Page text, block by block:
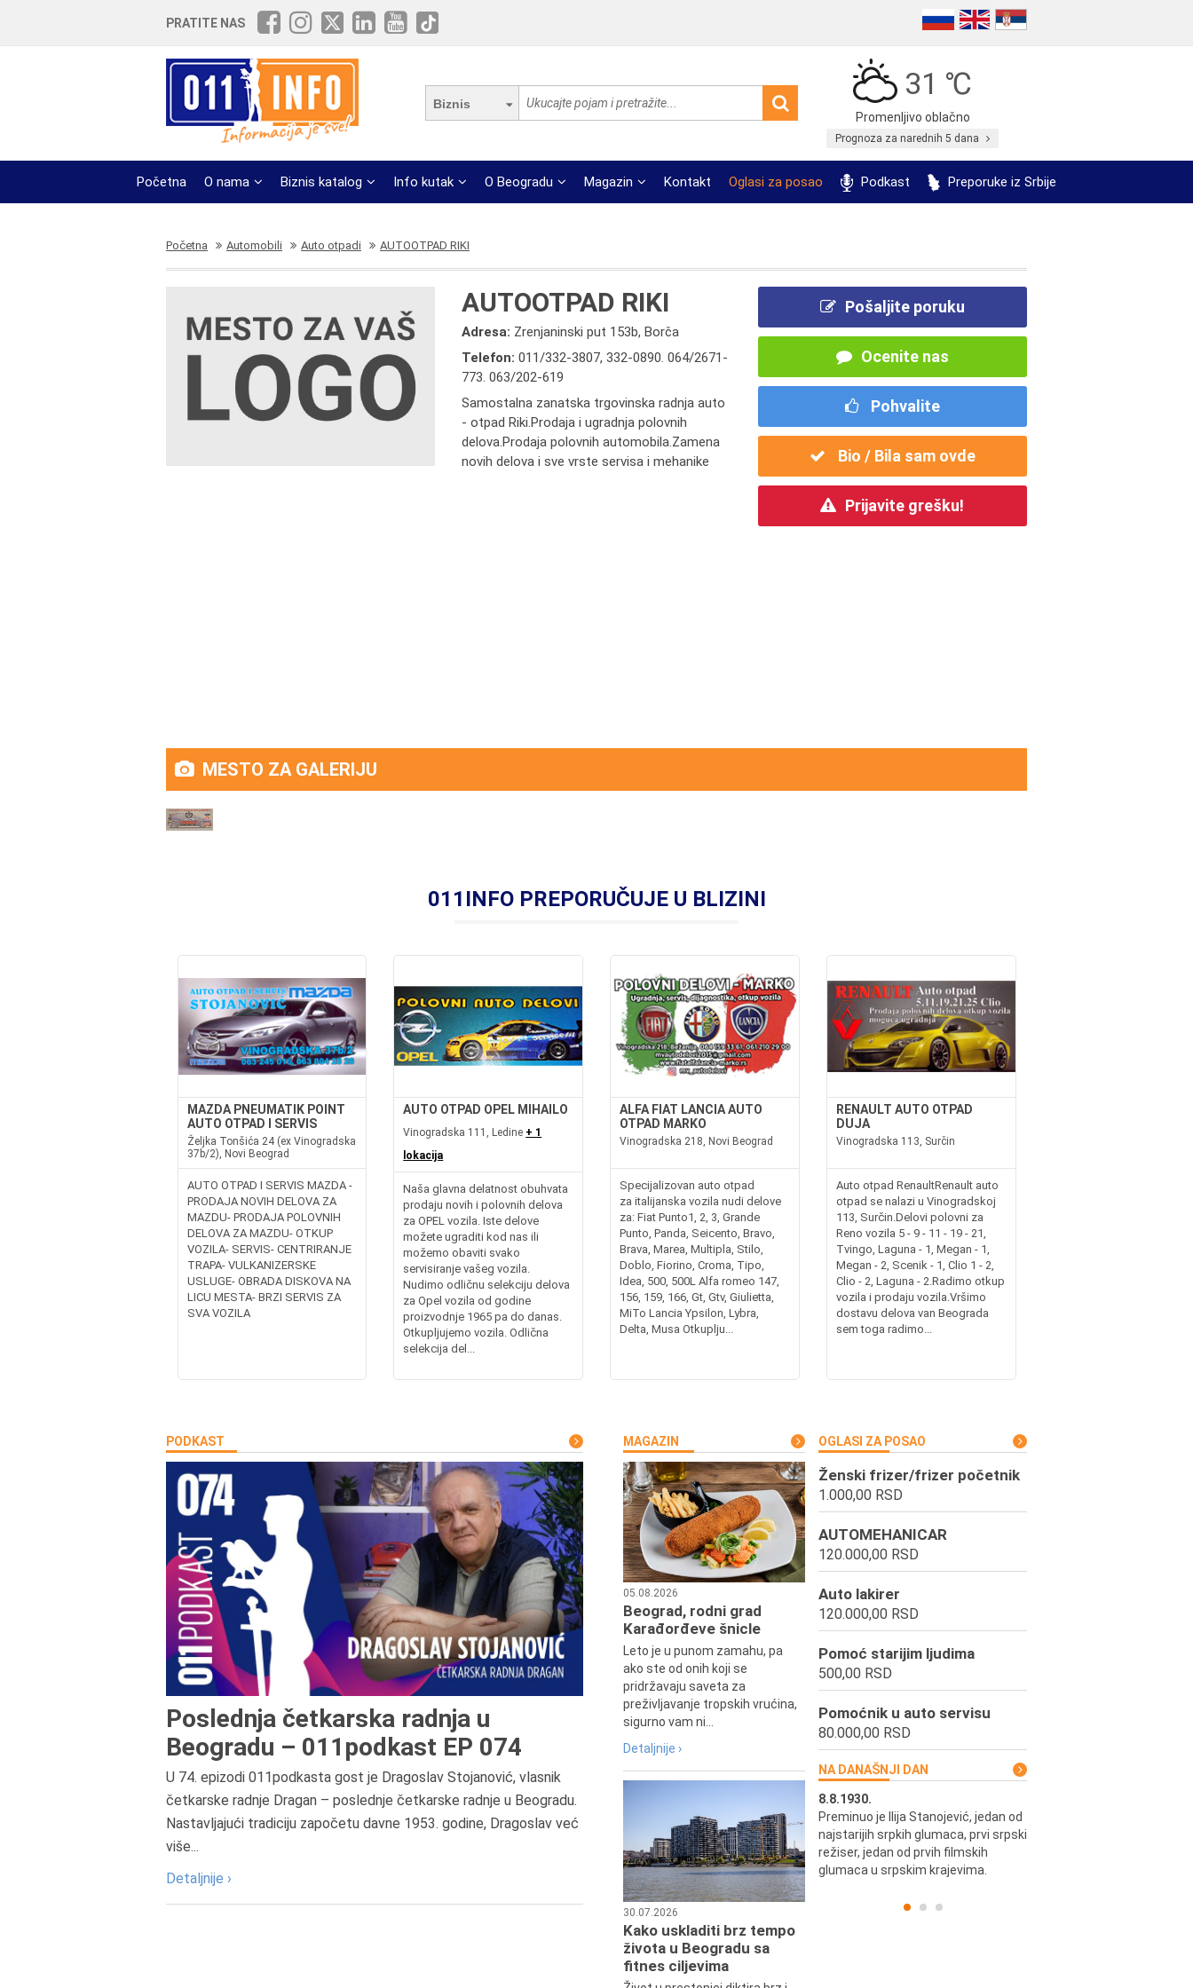
PRATITE NAS
Biznis
31 ℃
Promenljivo oblačno
Prognoza za narednih 5 dana
Početna O nama Biznis katalog Info kutak O Beogradu Magazin Kontakt Oglasi za posao Podkast Preporuke iz Srbije
Početna Automobili Auto otpadi AUTOOTPAD RIKI
AUTOOTPAD RIKI
Adresa: Zrenjaninski put 153b, Borča
Telefon:011/332-3807,332-0890. 064/2671-
773. 063/202-619
Samostalna zanatska trgovinska radnja auto
- otpad Riki.Prodaja i ugradnja polovnih
delova.Prodaja polovnih automobila.Zamena
novih delova i sve vrste servisa i mehanike
Pošaljite poruku
Ocenite nas
Pohvalite
Bio / Bila sam ovde
Prijavite grešku!
MESTO ZA GALERIJU
011INFO PREPORUČUJE U BLIZINI
MAZDA PNEUMATIK POINT
AUTO OTPAD I SERVIS
Željka Tonšića 24 (ex Vinogradska
37b/2), Novi Beograd
AUTO OTPAD I SERVIS MAZDA -
PRODAJA NOVIH DELOVA ZA
MAZDU- PRODAJA POLOVNIH
DELOVA ZA MAZDU- OTKUP
VOZILA- SERVIS- CENTRIRANJE
TRAPA- VULKANIZERSKE
USLUGE- OBRADA DISKOVA NA
LICU MESTA- BRZI SERVIS ZA
SVA VOZILA
AUTO OTPAD OPEL MIHAILO
Vinogradska 111, Ledine + 1
lokacija
Naša glavna delatnost obuhvata
prodaju novih i polovnih delova
za OPEL vozila. Iste delove
možete ugraditi kod nas ili
možemo obaviti svako
servisiranje vašeg vozila.
Nudimo odličnu selekciju delova
za Opel vozila od godine
proizvodnje 1965 pa do danas.
Otkupljujemo vozila. Odlična
selekcija del...
ALFA FIAT LANCIA AUTO
OTPAD MARKO
Vinogradska 218, Novi Beograd
Specijalizovan auto otpad
za italijanska vozila nudi delove
za: Fiat Punto1, 2, 3, Grande
Punto, Panda, Seicento, Bravo,
Brava, Marea, Multipla, Stilo,
Doblo, Fiorino, Croma, Tipo,
Idea, 500, 500L Alfa romeo 147,
156, 159, 166, Gt, Gtv, Giulietta,
MiTo Lancia Ypsilon, Lybra,
Delta, Musa Otkuplju...
RENAULT AUTO OTPAD
DUJA
Vinogradska 113, Surčin
Auto otpad RenaultRenault auto
otpad se nalazi u Vinogradskoj
113, Surčin.Delovi polovni za
Reno vozila 5 - 9 - 11 - 19 - 21,
Tvingo, Laguna - 1, Megan - 1,
Megan - 2, Scenik - 1, Clio 1 - 2,
Clio - 2, Laguna - 2.Radimo otkup
vozila i prodaju vozila.Vršimo
dostavu delova van Beograda
sem toga radimo...
PODKAST
Poslednja četkarska radnja u
Beogradu – 011podkast EP 074
U 74. epizodi 011podkasta gost je Dragoslav Stojanović, vlasnik
četkarske radnje Dragan – poslednje četkarske radnje u Beogradu.
Nastavljajući tradiciju započetu davne 1953. godine, Dragoslav već
više...
Detaljnije ›
MAGAZIN
05.08.2026
Beograd, rodni grad
Karađorđeve šnicle
Leto je u punom zamahu, pa
ako ste od onih koji se
pridržavaju saveta za
preživljavanje tropskih vrućina,
sigurno vam ni...
Detaljnije ›
30.07.2026
Kako uskladiti brz tempo
života u Beogradu sa
fitnes ciljevima
OGLASI ZA POSAO
Ženski frizer/frizer početnik
1.000,00 RSD
AUTOMEHANICAR
120.000,00 RSD
Auto lakirer
120.000,00 RSD
Pomoć starijim ljudima
500,00 RSD
Pomoćnik u auto servisu
80.000,00 RSD
NA DANAŠNJI DAN
Preminuo je Dejan Kosanović,
istoričar filma, filmski reditelj,
profesor i dekan Fakulteta dramskih
umetnosti u Beogradu.
8.8.1930.
Preminuo je Ilija Stanojević, jedan od
najstarijih srpkih glumaca, prvi srpski
režiser, jedan od prvih filmskih
glumaca u srpskim krajevima.